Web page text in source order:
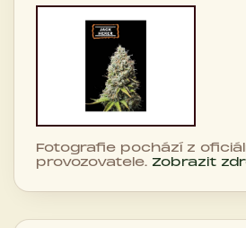
Fotografie pochází z
provozovatele. Zobrazit